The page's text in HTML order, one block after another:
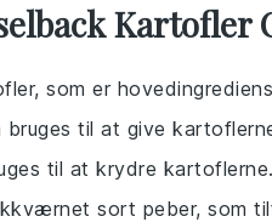
Kartofler
som er
bruges til at give
til at krydre kartoflerne.
sort peber, som